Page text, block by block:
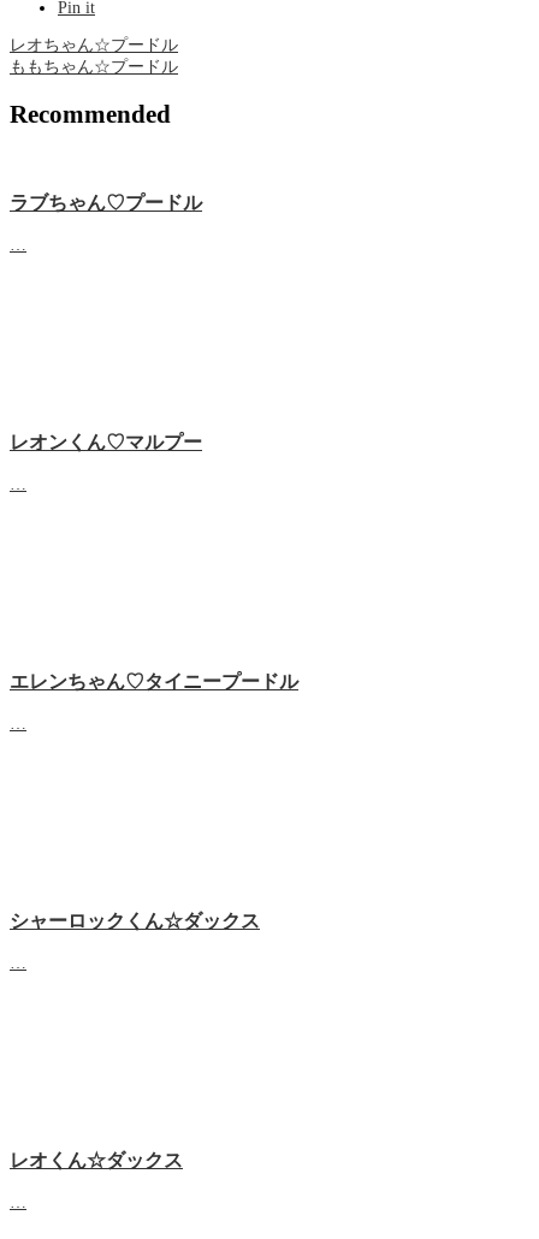
Pin it
レオちゃん☆プードル
ももちゃん☆プードル
Recommended
ラブちゃん♡プードル
レオンくん♡マルプー
エレンちゃん♡タイニープードル
シャーロックくん☆ダックス
レオくん☆ダックス